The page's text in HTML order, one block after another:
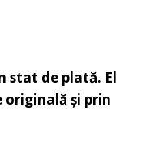
stat de plată. El
și prin